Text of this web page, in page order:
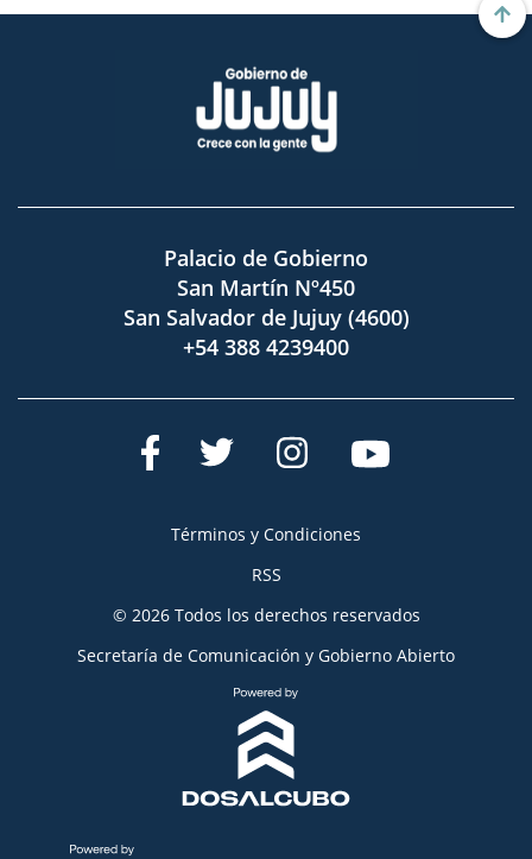
Palacio de Gobierno
San Martín Nº450
San Salvador de Jujuy (4600)
+54 388 4239400
Términos y Condiciones
RSS
© 2026 Todos los derechos reservados
Secretaría de Comunicación y Gobierno Abierto